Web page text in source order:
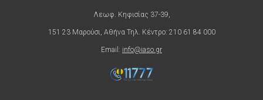
Λεωφ. Κηφισίας 37-39,
151 23 Μαρούσι, Αθήνα Τηλ. Κέντρο: 210 61 84 000
Email: info@iaso.gr